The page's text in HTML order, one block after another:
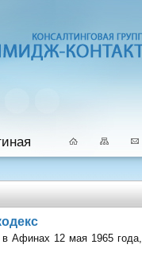
Афинах 12 мая 1965 года,